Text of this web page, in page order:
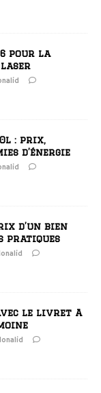
pour la
laser
: prix,
d’énergie
d’un bien
pratiques
le livret A